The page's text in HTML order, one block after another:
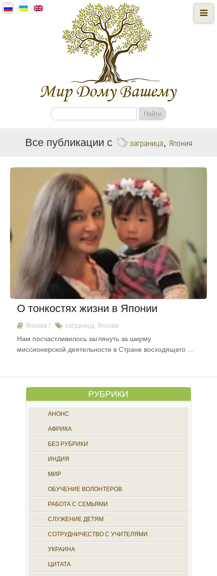
Мир
помощь
Все публикации c заграница, Япония
О тонкостях жизни в Японии
Япония / заграница Япония
Нам посчастливилось заглянуть за ширму
миссионерской деятельности в Стране восходящего ...
РУБРИКИ
АНОНС
АФРИКА
БЕЗ РУБРИКИ
ИНДИЯ
МИР
ОБУЧЕНИЕ ВОЛОНТЕРОВ
РАБОТА С СЕМЬЯМИ
СЛУЖЕНИЕ ДЕТЯМ
СОТРУДНИЧЕСТВО С УЧИТЕЛЯМИ
УКРАИНА
ЦИТАТА